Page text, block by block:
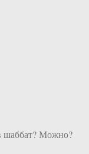
шаббат? Можно?